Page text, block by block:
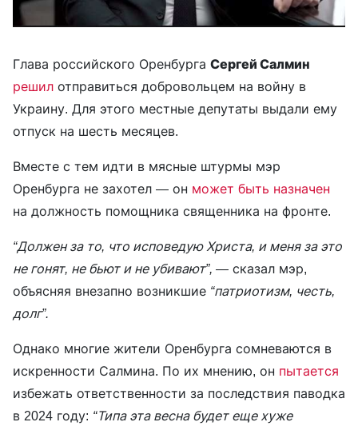
Глава российского Оренбурга Сергей Салмин
решил отправиться добровольцем на войну в
Украину. Для этого местные депутаты выдали ему
отпуск на шесть месяцев.
Вместе с тем идти в мясные штурмы мэр
Оренбурга не захотел — он может быть назначен
на должность помощника священника на фронте.
“Должен за то, что исповедую Христа, и меня за это
не гонят, не бьют и не убивают”, — сказал мэр,
объясняя внезапно возникшие “патриотизм, честь,
долг”.
Однако многие жители Оренбурга сомневаются в
искренности Салмина. По их мнению, он пытается
избежать ответственности за последствия паводка
в 2024 году: “Типа эта весна будет еще хуже